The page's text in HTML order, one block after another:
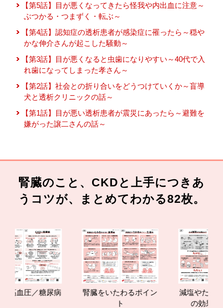
【第5話】目が悪くなってきたら怪我や内出血に注意～
ぶつかる・つまずく・転ぶ～
【第4話】認知症の透析患者が感染症に罹ったら～穏や
かな伸介さんが起こした騒動～
【第3話】目が悪くなると虫歯になりやすい～40代で入
れ歯になってしまった孝さん～
【第2話】社会との折り合いをどうつけていくか～盲導
犬と透析クリニックの話～
【第1話】目が悪い透析患者が震災にあったら～避難を
嫌がった譲二さんの話～
腎臓のこと、CKDと上手につきあ
うコツが、まとめてわかる82枚。
／糖尿病
腎臓をいたわるポイン
減塩やたんぱく質
の効果と重要性